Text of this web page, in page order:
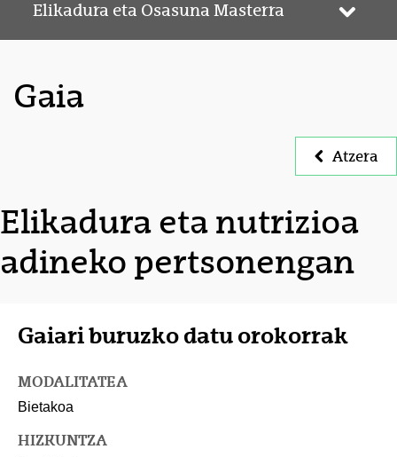
Elikadura eta Osasuna Masterra
Gaia
Atzera
Elikadura eta nutrizioa
adineko pertsonengan
Gaiari buruzko datu orokorrak
MODALITATEA
Bietakoa
HIZKUNTZA